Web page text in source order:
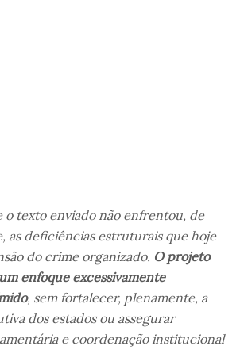
o texto enviado não enfrentou, de
as deficiências estruturais que hoje
do crime organizado. O projeto
enfoque excessivamente
, sem fortalecer, plenamente, a
dos estados ou assegurar
e coordenação institucional